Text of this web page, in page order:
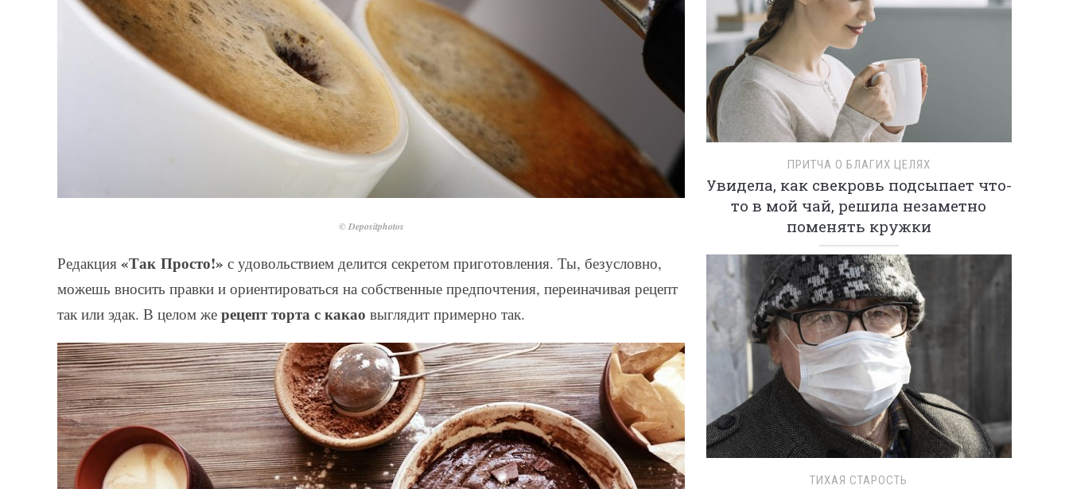
© Depositphotos
Редакция «Так Просто!» с удовольствием делится секретом приготовления. Ты, безусловно,
можешь вносить правки и ориентироваться на собственные предпочтения, переиначивая рецепт
так или эдак. В целом же рецепт торта с какао выглядит примерно так.
ПРИТЧА О БЛАГИХ ЦЕЛЯХ
Увидела, как свекровь подсыпает что-
то в мой чай, решила незаметно
поменять кружки
ТИХАЯ СТАРОСТЬ